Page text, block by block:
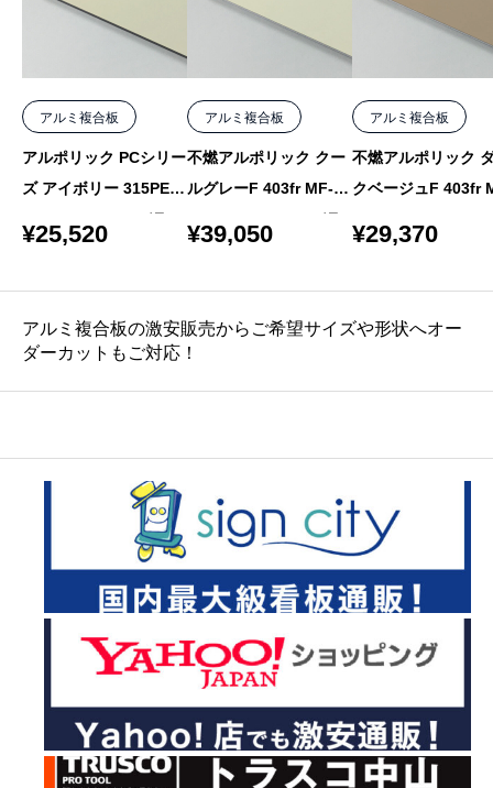
アルミ複合板
アルポリック PCシリー
ズ アイボリー 315PE 3
mm 1000×2000 バラ
¥25,520
アルミ複合板
不燃アルポリック クー
ルグレーF 403fr MF-2
4mm 1000×2050 バラ
¥39,050
アルミ複合板
不燃アルポリック
クベージュF 403fr
¥29,370
アルミ複合板の激安販売からご希望サイズや形状へオー
ダーカットもご対応！